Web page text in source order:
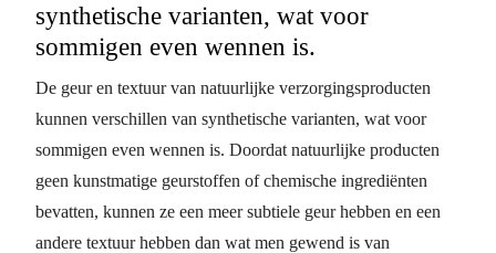
synthetische varianten, wat voor
sommigen even wennen is.
De geur en textuur van natuurlijke verzorgingsproducten
kunnen verschillen van synthetische varianten, wat voor
sommigen even wennen is. Doordat natuurlijke producten
geen kunstmatige geurstoffen of chemische ingrediënten
bevatten, kunnen ze een meer subtiele geur hebben en een
andere textuur hebben dan wat men gewend is van